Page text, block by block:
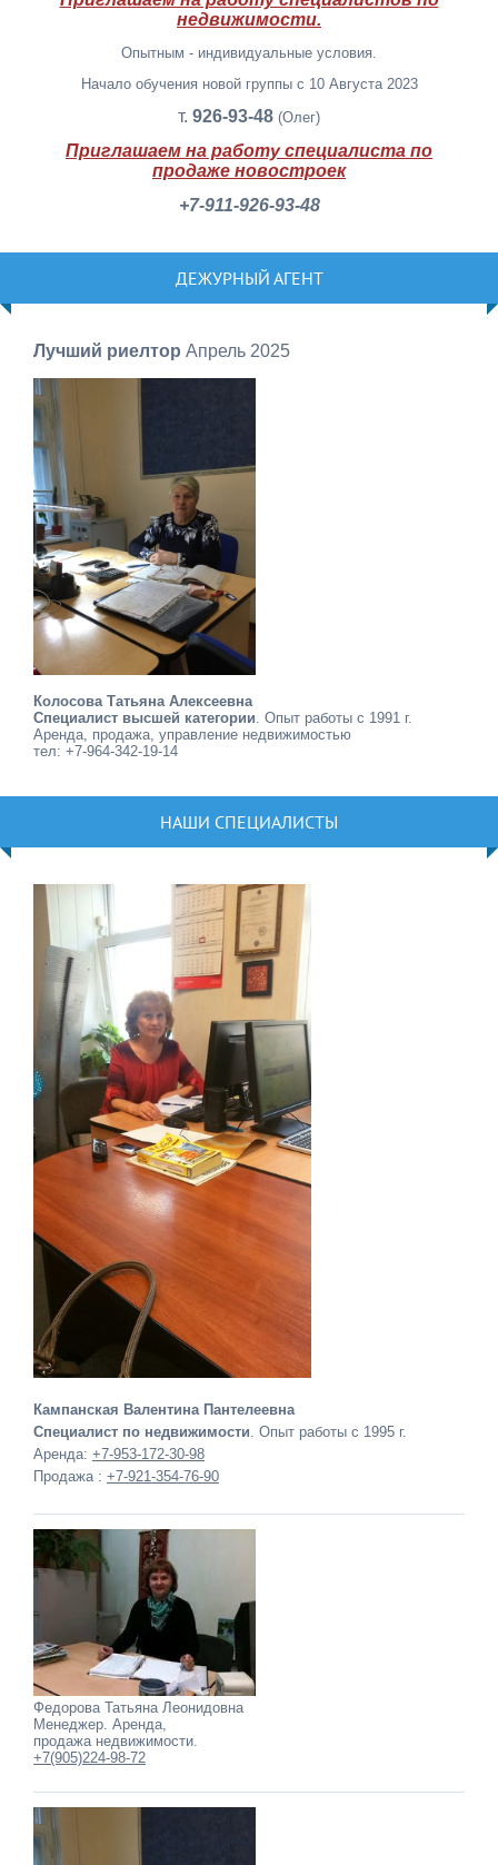
недвижимости.
Опытным - индивидуальные условия.
Начало обучения новой группы с 10 Августа 2023
т. 926-93-48 (Олег)
Приглашаем на работу специалиста по
продаже новостроек
+7-911-926-93-48
ДЕЖУРНЫЙ АГЕНТ
Лучший риелтор Апрель 2025
Колосова Татьяна Алексеевна
Специалист высшей категории . Опыт работы с 1991 г.
Аренда, продажа, управление недвижимостью
тел: +7-964-342-19-14
НАШИ СПЕЦИАЛИСТЫ
Кампанская Валентина Пантелеевна
Специалист по недвижимости . Опыт работы с 1995 г.
Аренда: +7-953-172-30-98
Продажа : +7-921-354-76-90
Федорова Татьяна Леонидовна
Менеджер. Аренда,
продажа недвижимости.
+7(905)224-98-72